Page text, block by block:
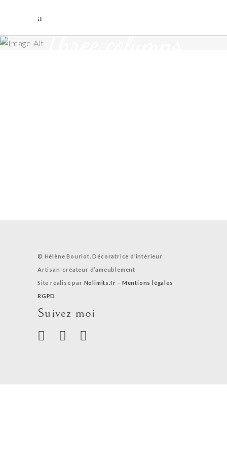
Three columns
© Hélène Bouriot. Décoratrice d’intérieur
Artisan-créateur d’ameublement
Site réalisé par Nolimits.fr – Mentions légales
RGPD
Suivez moi